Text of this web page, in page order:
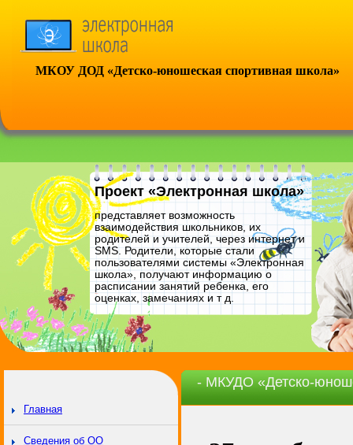
МКОУ ДОД «Детско-юношеская спортивная школа»
Проект «Электронная школа»
представляет возможность
взаимодействия школьников, их
родителей и учителей, через интернет и
SMS. Родители, которые стали
пользователями системы «Электронная
школа», получают информацию о
расписании занятий ребенка, его
оценках, замечаниях и т д.
Главная
Сведения об ОО
- МКУДО «Детско-